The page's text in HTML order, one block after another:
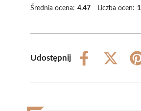
Średnia ocena: 4.47 Liczba ocen:
Udostępnij
Share
Share
(Twitter)